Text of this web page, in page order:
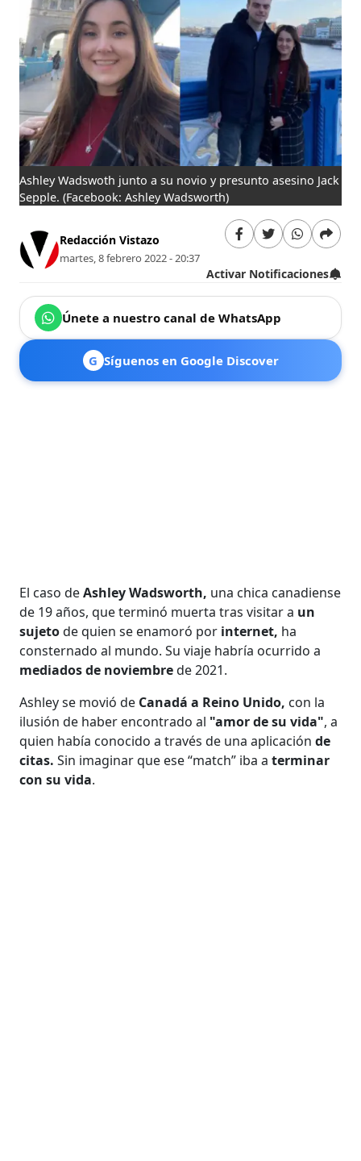
Ashley Wadswoth junto a su novio y presunto asesino Jack
Sepple. (Facebook: Ashley Wadsworth)
Redacción Vistazo
martes, 8 febrero 2022 - 20:37
Activar Notificaciones
Únete a nuestro canal de WhatsApp
G Síguenos en Google Discover
El caso deAshley Wadsworth, una chica canadiense
de 19 años, que terminó muerta tras visitar a un
sujetode quien se enamoró por internet, ha
consternado al mundo. Su viaje habría ocurrido a
mediados de noviembrede 2021.
Ashley se movió de Canadá a Reino Unido, con la
ilusión de haber encontrado al "amor de su vida", a
quien había conocido a través de una aplicación de
citas.Sin imaginar que ese “match” iba aterminar
con su vida.